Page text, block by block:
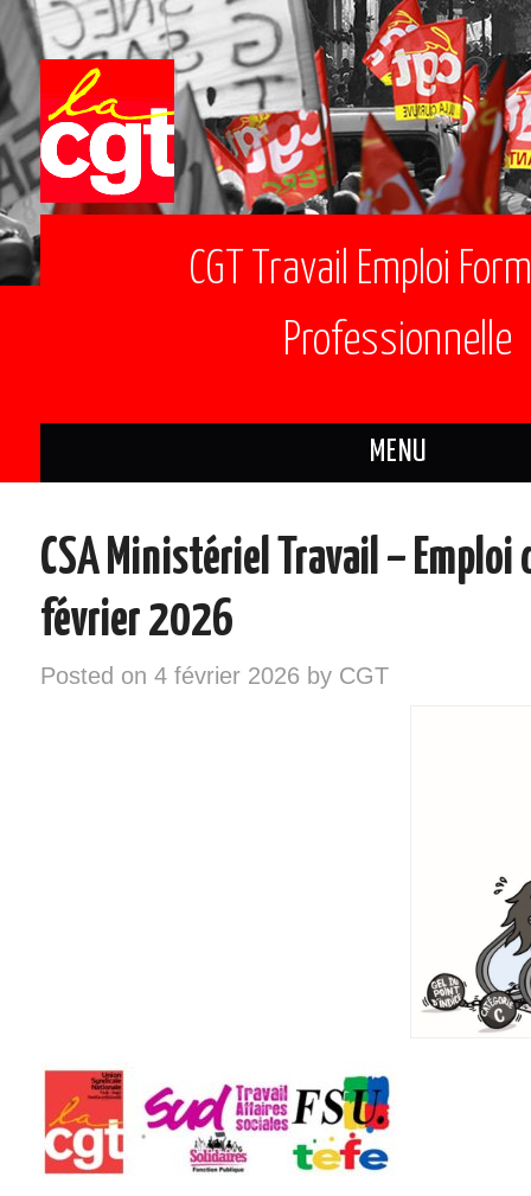
CGT Travail Emploi
Professionnelle
MENU
INSTANCES – ELU/ES CGT
VOS DROITS
RÉGIONS
CSA Ministériel Travail – Emploi
février 2026
Posted on 4 février 2026 by CGT